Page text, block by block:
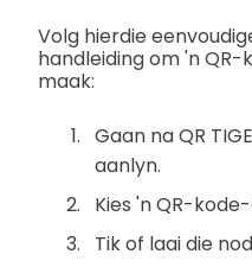
Volg hierdie
handleiding om 'n
maak:
Gaan na QR
aanlyn.
Kies 'n QR-
Tik of laai die